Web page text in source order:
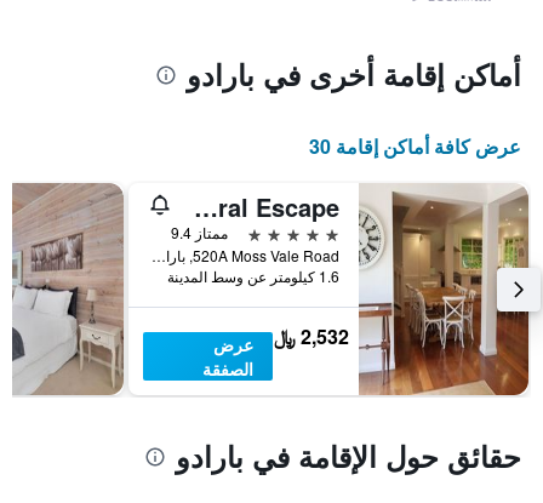
أماكن إقامة أخرى في بارادو
عرض كافة أماكن إقامة 30
Bowral Escape
5 نجوم
ممتاز 9.4
520A Moss Vale Road, بارادو, NSW, أستراليا
1.6 كيلومتر عن وسط المدينة
2,532 ﷼
عرض
الصفقة
حقائق حول الإقامة في بارادو